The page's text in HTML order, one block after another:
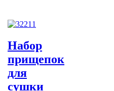
Набор
прищепок
для
сушки